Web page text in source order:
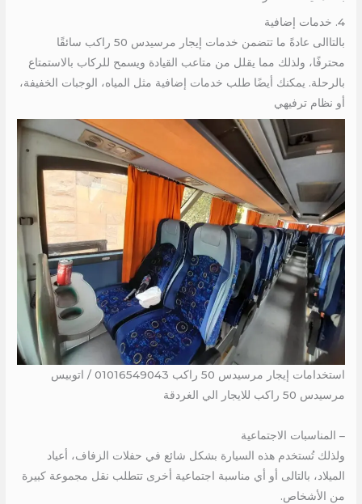
4. خدمات إضافية
بالتاالى عادةً ما تتضمن خدمات إيجار مرسيدس 50 راكب سائقًا
محترفًا، ولذلك مما يقلل من متاعب القيادة ويسمح للركاب بالاستمتاع
بالرحلة. يمكنك أيضًا طلب خدمات إضافية مثل المياه، الوجبات الخفيفة،
أو نظام ترفيهي
استخدامات إيجار مرسيدس 50 راكب 01016549043 / اتوبيس
مرسيدس 50 راكب للايجار الي الغردقة
– المناسبات الاجتماعية
ولذلك تُستخدم هذه السيارة بشكل شائع في حفلات الزفاف، أعياد
الميلاد، بالتالى أو أي مناسبة اجتماعية أخرى تتطلب نقل مجموعة كبيرة
من الأشخاص.